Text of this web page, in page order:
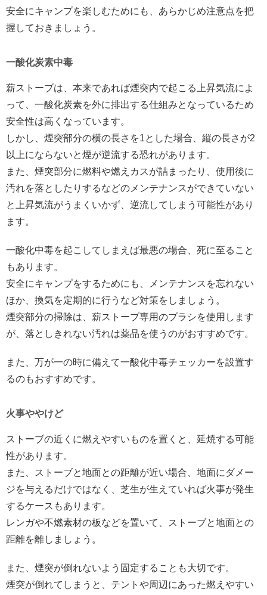
安全にキャンプを楽しむためにも、あらかじめ注意点を把
握しておきましょう。
一酸化炭素中毒
薪ストーブは、本来であれば煙突内で起こる上昇気流によ
って、一酸化炭素を外に排出する仕組みとなっているため
安全性は高くなっています。
しかし、煙突部分の横の長さを1とした場合、縦の長さが2
以上にならないと煙が逆流する恐れがあります。
また、煙突部分に燃料や燃えカスが詰まったり、使用後に
汚れを落としたりするなどのメンテナンスができていない
と上昇気流がうまくいかず、逆流してしまう可能性があり
ます。
一酸化中毒を起こしてしまえば最悪の場合、死に至ること
もあります。
安全にキャンプをするためにも、メンテナンスを忘れない
ほか、換気を定期的に行うなど対策をしましょう。
煙突部分の掃除は、薪ストーブ専用のブラシを使用します
が、落としきれない汚れは薬品を使うのがおすすめです。
また、万が一の時に備えて一酸化中毒チェッカーを設置す
るのもおすすめです。
火事ややけど
ストーブの近くに燃えやすいものを置くと、延焼する可能
性があります。
また、ストーブと地面との距離が近い場合、地面にダメー
ジを与えるだけではなく、芝生が生えていれば火事が発生
するケースもあります。
レンガや不燃素材の板などを置いて、ストーブと地面との
距離を離しましょう。
また、煙突が倒れないよう固定することも大切です。
煙突が倒れてしまうと、テントや周辺にあった燃えやすい